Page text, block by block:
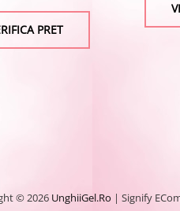
PRET
© 2026 UnghiiGel.ro | Signify